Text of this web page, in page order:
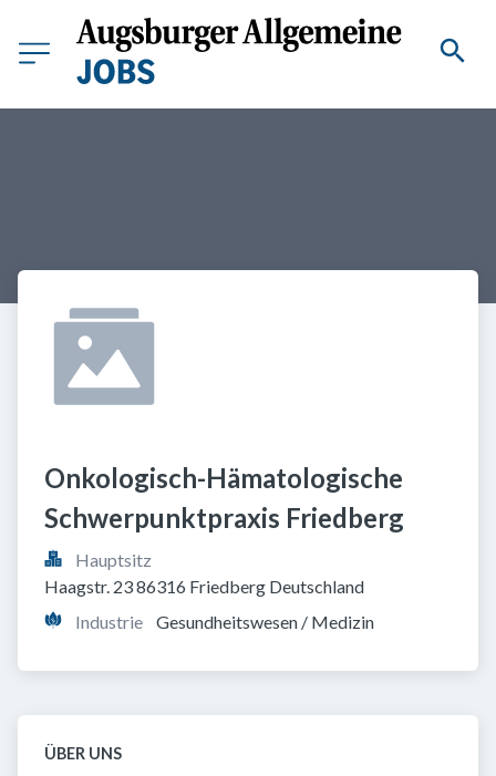
Onkologisch-Hämatologische
Schwerpunktpraxis Friedberg
Hauptsitz
Haagstr. 23 86316 Friedberg Deutschland
Industrie
Gesundheitswesen / Medizin
ÜBER UNS